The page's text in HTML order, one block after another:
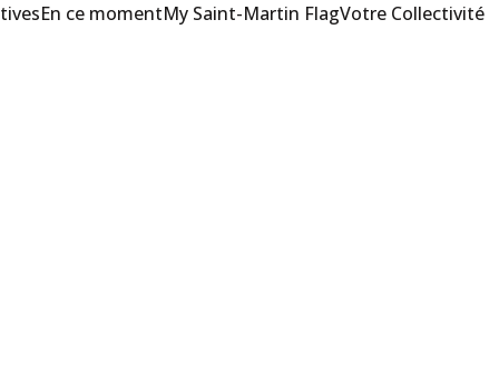
En ce momentMy Saint-Martin FlagVotre Collectivité